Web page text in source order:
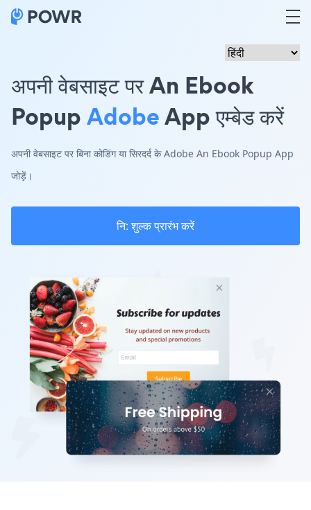
अपनी वेबसाइट पर An Ebook
PopupAdobeApp एम्बेड करें
अपनी वेबसाइट पर बिना कोडिंग या सिरदर्द के Adobe An Ebook Popup App
जोड़ें।
नि: शुल्क प्रारंभ करें